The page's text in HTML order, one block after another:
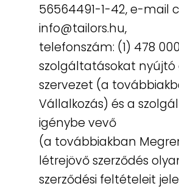
technikai adatlap
Tájékoztató
56564491-1-42, e-mail
info@tailors.hu,
telefonszám: (1) 478
szolgáltatásokat nyújtó
szervezet (a
Vállalkozás) és a
igénybe vevő
(a továbbiakban
létrejövő szerződés
szerződési feltételeit